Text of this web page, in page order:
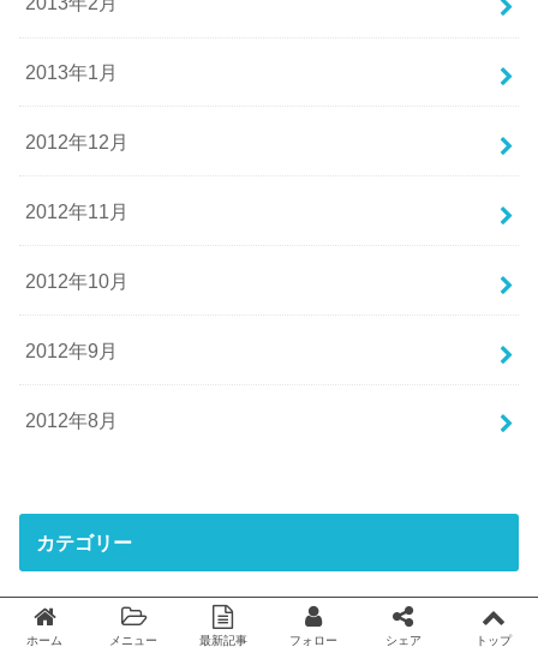
2013年1月
2012年12月
2012年11月
2012年10月
2012年9月
2012年8月
カテゴリー
アニメ
ホーム メニュー 最新記事 フォロー シェア トップ
Twitter facebook